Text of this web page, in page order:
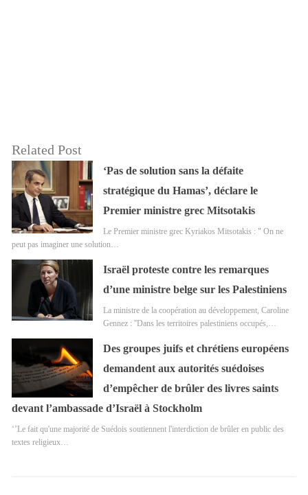
Related Post
‘Pas de solution sans la défaite
stratégique du Hamas’, déclare le
Premier ministre grec Mitsotakis
Le Premier ministre grec Kyriakos Mitsotakis : " On ne
peut pas imaginer une solution…
Israël proteste contre les remarques
d’une ministre belge sur les Palestiniens
La ministre de la coopération au développement, Caroline
Gennez : ''Dans les territoires palestiniens occupés,…
Des groupes juifs et chrétiens européens
demandent aux autorités suédoises
d’empêcher de brûler des livres saints
devant l’ambassade d’Israël à Stockholm
‘’Le fait qu'une majorité de Suédois soutiennent l'interdiction de brûler en public des
textes religieux…